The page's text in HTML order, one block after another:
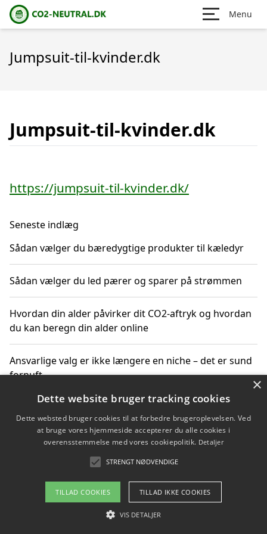
Menu
Jumpsuit-til-kvinder.dk
Jumpsuit-til-kvinder.dk
https://jumpsuit-til-kvinder.dk/
Seneste indlæg
Sådan vælger du bæredygtige produkter til kæledyr
Sådan vælger du led pærer og sparer på strømmen
Hvordan din alder påvirker dit CO2-aftryk og hvordan
du kan beregn din alder online
Ansvarlige valg er ikke længere en niche – det er sund
fornuft
Sådan kan du handle bæredygtigt og bestil med
faktura
Om / kontakt
Blog Betingelser
×
Dette website bruger tracking cookies
Dette websted bruger cookies til at forbedre brugeroplevelsen. Ved
at bruge vores hjemmeside accepterer du alle cookies i
overensstemmelse med vores cookiepolitik. Detaljer
STRENGT NØDVENDIGE
TILLAD COOKIES TILLAD IKKE COOKIES
VIS DETALJER